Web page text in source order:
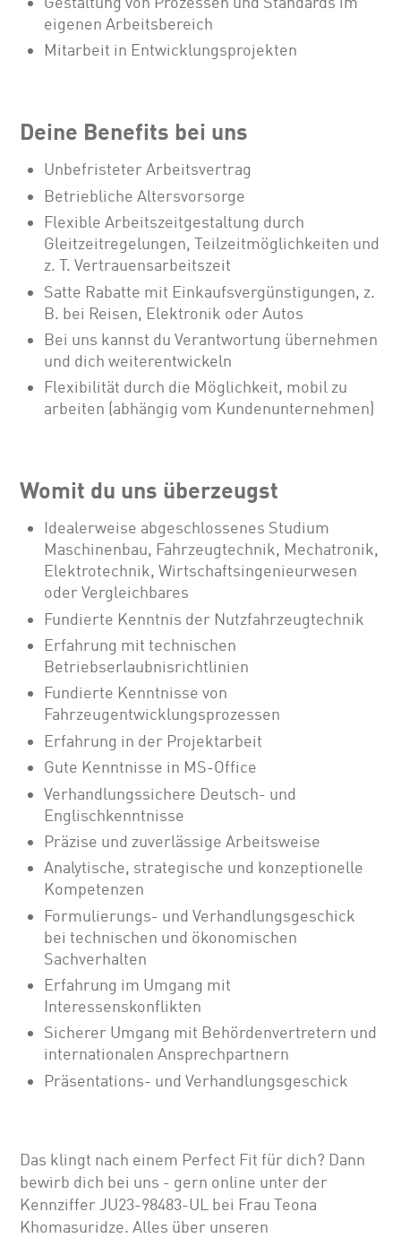
eigenen Arbeitsbereich
Mitarbeit in Entwicklungsprojekten
Deine Benefits bei uns
Unbefristeter Arbeitsvertrag
Betriebliche Altersvorsorge
Flexible Arbeitszeitgestaltung durch
Gleitzeitregelungen, Teilzeitmöglichkeiten und
z. T. Vertrauensarbeitszeit
Satte Rabatte mit Einkaufsvergünstigungen, z.
B. bei Reisen, Elektronik oder Autos
Bei uns kannst du Verantwortung übernehmen
und dich weiterentwickeln
Flexibilität durch die Möglichkeit, mobil zu
arbeiten (abhängig vom Kundenunternehmen)
Womit du uns überzeugst
Idealerweise abgeschlossenes Studium
Maschinenbau, Fahrzeugtechnik, Mechatronik,
Elektrotechnik, Wirtschaftsingenieurwesen
oder Vergleichbares
Fundierte Kenntnis der Nutzfahrzeugtechnik
Erfahrung mit technischen
Betriebserlaubnisrichtlinien
Fundierte Kenntnisse von
Fahrzeugentwicklungsprozessen
Erfahrung in der Projektarbeit
Gute Kenntnisse in MS-Office
Verhandlungssichere Deutsch- und
Englischkenntnisse
Präzise und zuverlässige Arbeitsweise
Analytische, strategische und konzeptionelle
Kompetenzen
Formulierungs- und Verhandlungsgeschick
bei technischen und ökonomischen
Sachverhalten
Erfahrung im Umgang mit
Interessenskonflikten
Sicherer Umgang mit Behördenvertretern und
internationalen Ansprechpartnern
Präsentations- und Verhandlungsgeschick
Das klingt nach einem Perfect Fit für dich? Dann
bewirb dich bei uns - gern online unter der
Kennziffer JU23-98483-UL bei Frau Teona
Khomasuridze. Alles über unseren